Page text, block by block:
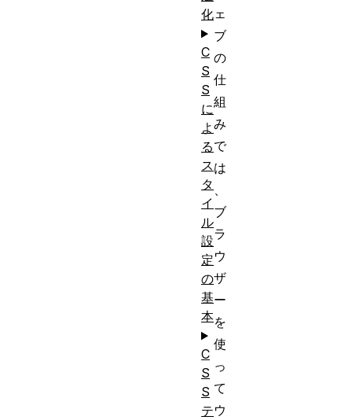
ェ
ブ
の
仕
組
み
で
は
ブ
ラ
ウ
ザ
ー
を
使
っ
て
ウ
化
C
S
S
に
よ
る
ス
タ
イ
ル
設
定
の
基
本
C
S
S
テ